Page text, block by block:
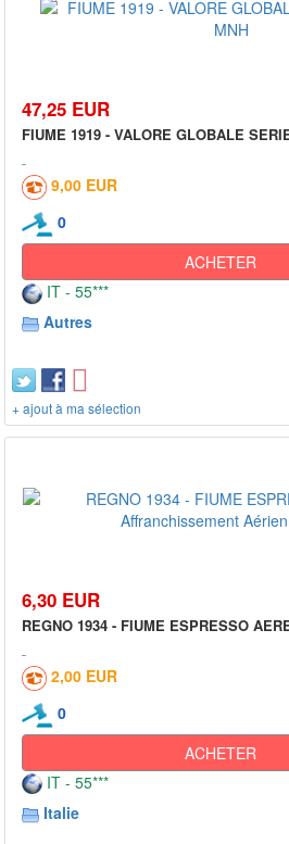
47,25 EUR
FIUME 1919 - VALORE GLOBALE
9,00 EUR
0
ACHETER
IT - 55***
Autres
+ ajout à ma sélection
6,30 EUR
REGNO 1934 - FIUME ESPRESSO
2,00 EUR
0
ACHETER
IT - 55***
Italie